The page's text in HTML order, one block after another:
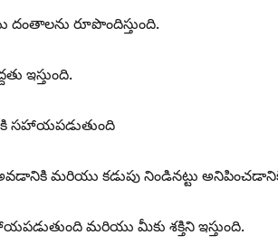
రూపొందిస్తుంది.
ఇస్తుంది.
సహాయపడుతుంది
మరియు కడుపు నిండినట్టు
మరియు మీకు శక్తిని ఇస్తుంది.